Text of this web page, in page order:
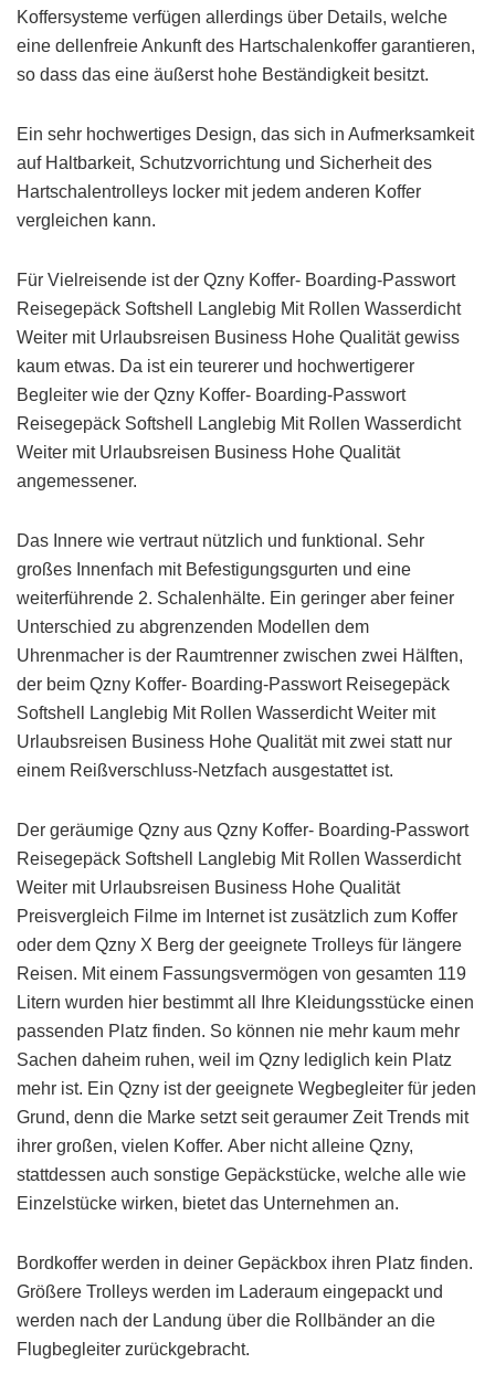
Koffersysteme verfügen allerdings über Details, welche
eine dellenfreie Ankunft des Hartschalenkoffer garantieren,
so dass das eine äußerst hohe Beständigkeit besitzt.
Ein sehr hochwertiges Design, das sich in Aufmerksamkeit
auf Haltbarkeit, Schutzvorrichtung und Sicherheit des
Hartschalentrolleys locker mit jedem anderen Koffer
vergleichen kann.
Für Vielreisende ist der Qzny Koffer- Boarding-Passwort
Reisegepäck Softshell Langlebig Mit Rollen Wasserdicht
Weiter mit Urlaubsreisen Business Hohe Qualität gewiss
kaum etwas. Da ist ein teurerer und hochwertigerer
Begleiter wie der Qzny Koffer- Boarding-Passwort
Reisegepäck Softshell Langlebig Mit Rollen Wasserdicht
Weiter mit Urlaubsreisen Business Hohe Qualität
angemessener.
Das Innere wie vertraut nützlich und funktional. Sehr
großes Innenfach mit Befestigungsgurten und eine
weiterführende 2. Schalenhälte. Ein geringer aber feiner
Unterschied zu abgrenzenden Modellen dem
Uhrenmacher is der Raumtrenner zwischen zwei Hälften,
der beim Qzny Koffer- Boarding-Passwort Reisegepäck
Softshell Langlebig Mit Rollen Wasserdicht Weiter mit
Urlaubsreisen Business Hohe Qualität mit zwei statt nur
einem Reißverschluss-Netzfach ausgestattet ist.
Der geräumige Qzny aus Qzny Koffer- Boarding-Passwort
Reisegepäck Softshell Langlebig Mit Rollen Wasserdicht
Weiter mit Urlaubsreisen Business Hohe Qualität
Preisvergleich Filme im Internet ist zusätzlich zum Koffer
oder dem Qzny X Berg der geeignete Trolleys für längere
Reisen. Mit einem Fassungsvermögen von gesamten 119
Litern wurden hier bestimmt all Ihre Kleidungsstücke einen
passenden Platz finden. So können nie mehr kaum mehr
Sachen daheim ruhen, weil im Qzny lediglich kein Platz
mehr ist. Ein Qzny ist der geeignete Wegbegleiter für jeden
Grund, denn die Marke setzt seit geraumer Zeit Trends mit
ihrer großen, vielen Koffer. Aber nicht alleine Qzny,
stattdessen auch sonstige Gepäckstücke, welche alle wie
Einzelstücke wirken, bietet das Unternehmen an.
Bordkoffer werden in deiner Gepäckbox ihren Platz finden.
Größere Trolleys werden im Laderaum eingepackt und
werden nach der Landung über die Rollbänder an die
Flugbegleiter zurückgebracht.